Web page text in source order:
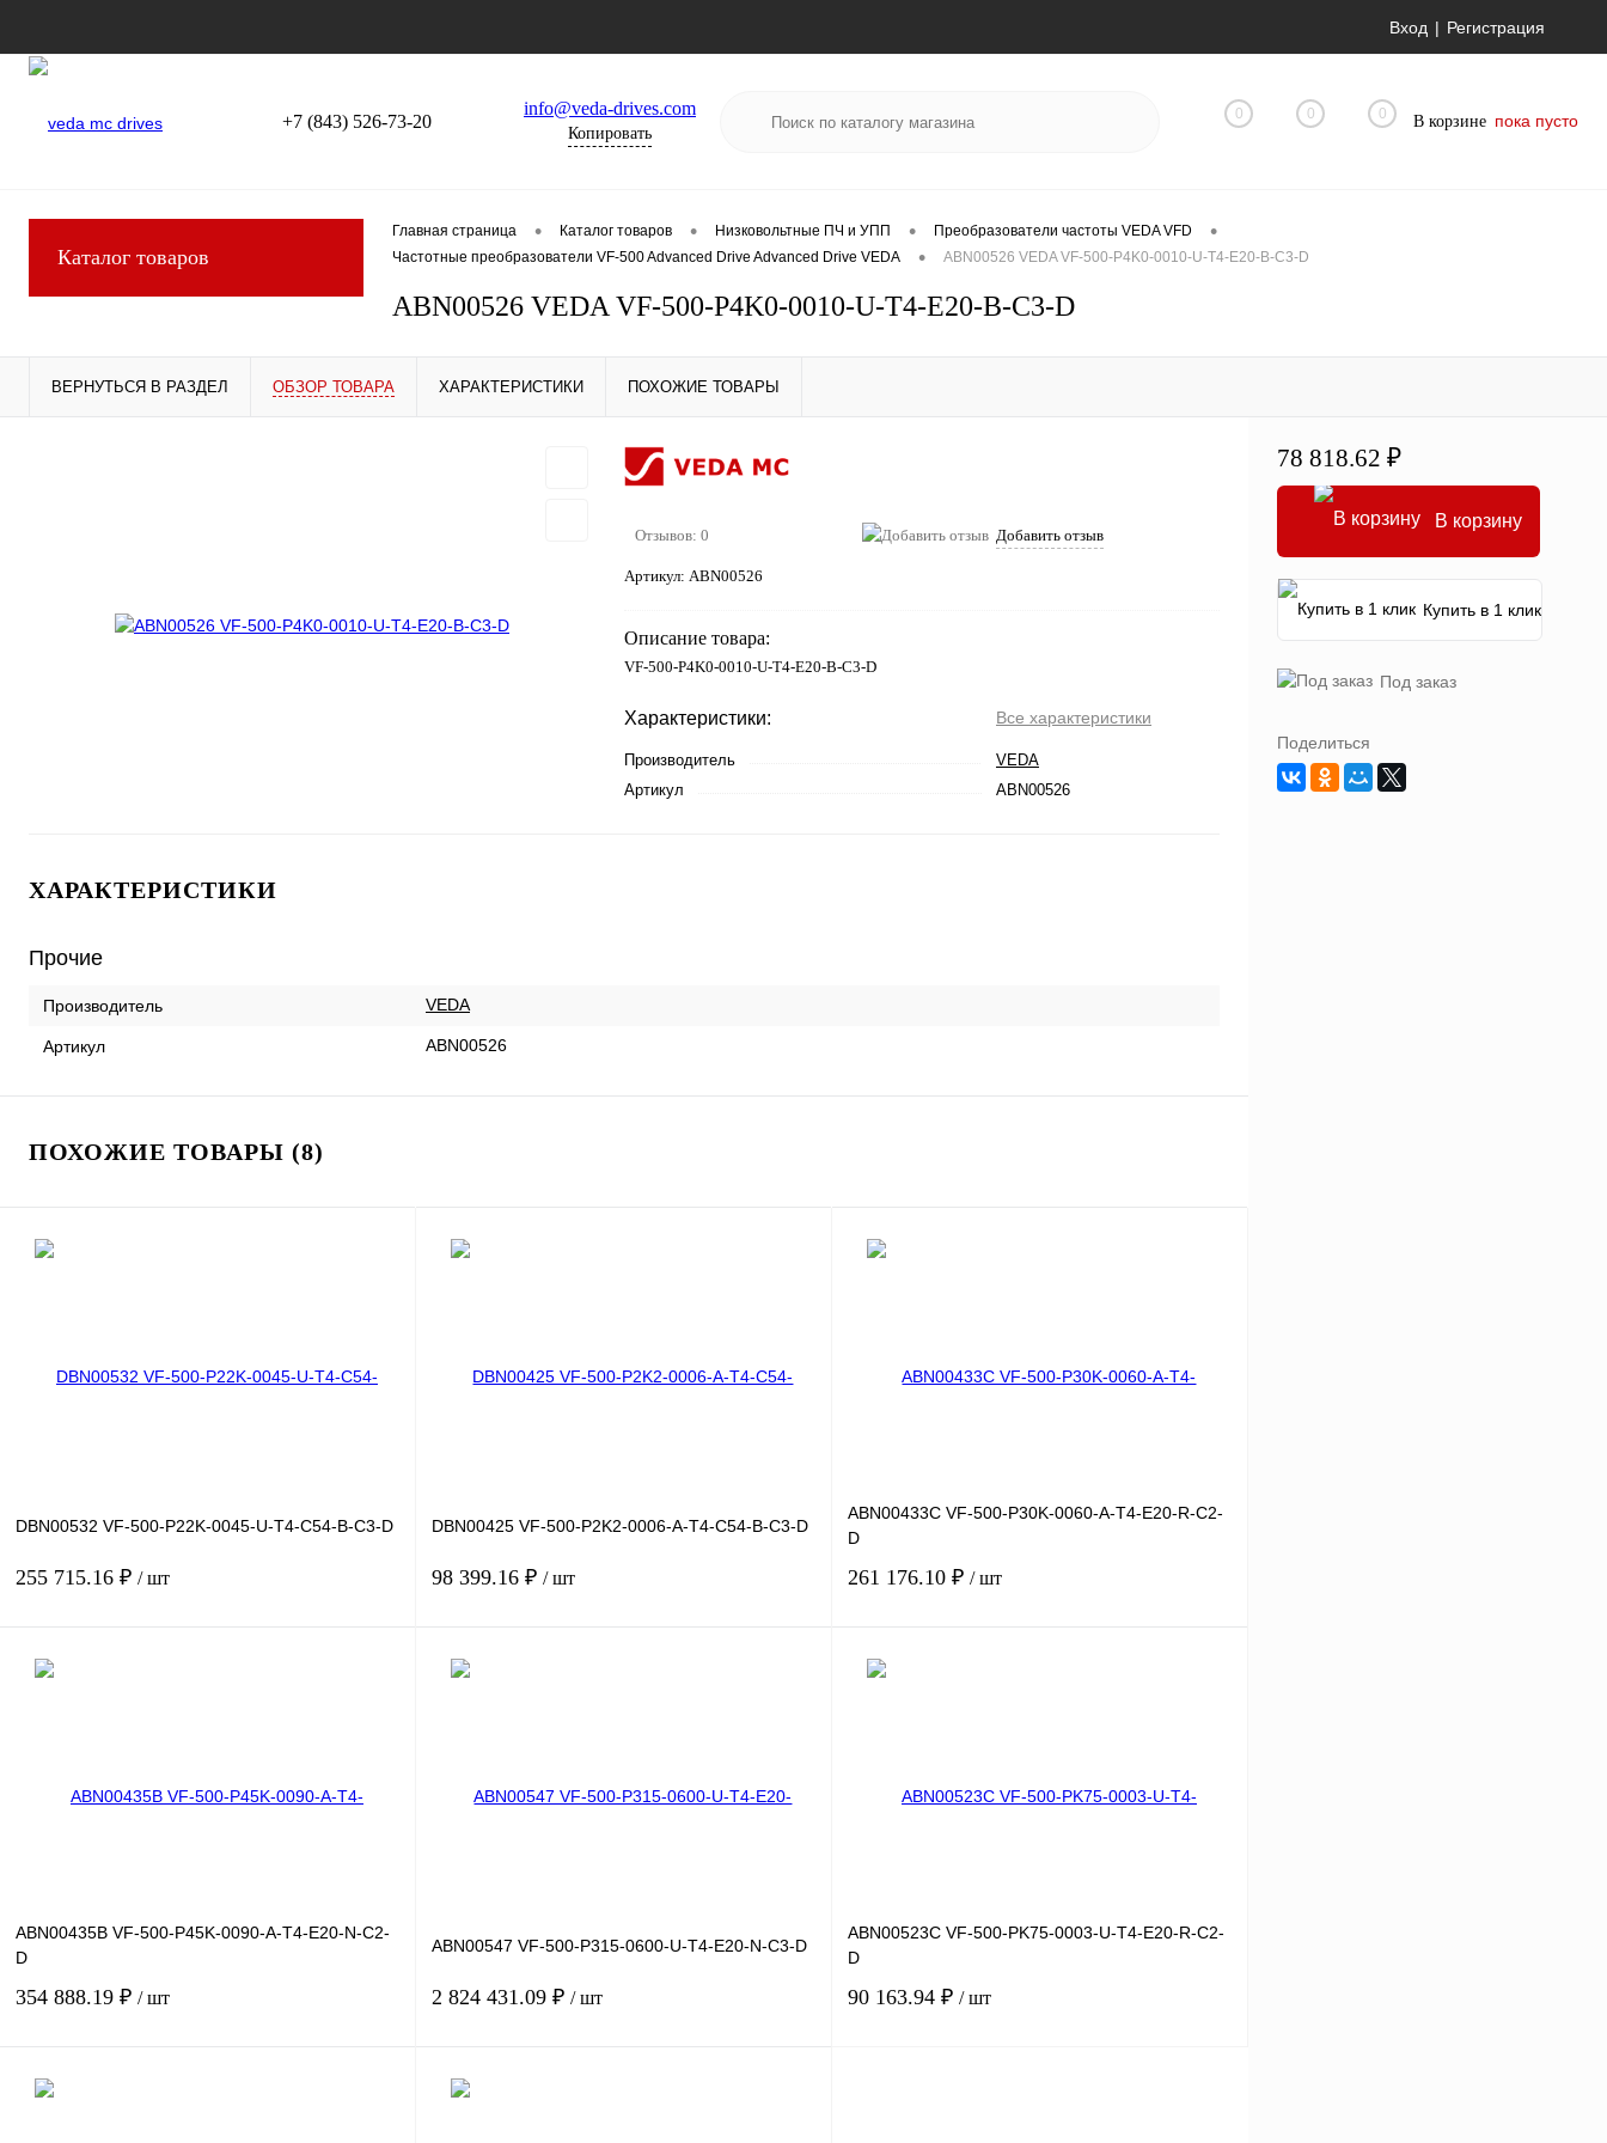
Вход Регистрация
+7 (843) 526-73-20
info@veda-drives.com
Копировать
0 0 0 В корзине пока пусто
Каталог товаров
Главная страница • Каталог товаров • Низковольтные ПЧ и УПП • Преобразователи частоты VEDA VFD •
Частотные преобразователи VF-500 Advanced Drive Advanced Drive VEDA • ABN00526 VEDA VF-500-P4K0-0010-U-T4-E20-B-C3-D
ABN00526 VEDA VF-500-P4K0-0010-U-T4-E20-B-C3-D
ВЕРНУТЬСЯ В РАЗДЕЛ ОБЗОР ТОВАРА ХАРАКТЕРИСТИКИ ПОХОЖИЕ ТОВАРЫ
Отзывов: 0 Добавить отзыв
Артикул: ABN00526
Описание товара:
VF-500-P4K0-0010-U-T4-E20-B-C3-D
Характеристики: Все характеристики
Производитель
VEDA
Артикул
ABN00526
ХАРАКТЕРИСТИКИ
Прочие
Производитель VEDA
Артикул ABN00526
ПОХОЖИЕ ТОВАРЫ (8)
DBN00532 VF-500-P22K-0045-U-T4-C54-B-C3-D
255 715.16 ₽ / шт
DBN00425 VF-500-P2K2-0006-A-T4-C54-B-C3-D
98 399.16 ₽ / шт
ABN00433C VF-500-P30K-0060-A-T4-E20-R-C2-
D
261 176.10 ₽ / шт
ABN00435B VF-500-P45K-0090-A-T4-E20-N-C2-
D
354 888.19 ₽ / шт
ABN00547 VF-500-P315-0600-U-T4-E20-N-C3-D
2 824 431.09 ₽ / шт
ABN00523C VF-500-PK75-0003-U-T4-E20-R-C2-
D
90 163.94 ₽ / шт
78 818.62 ₽
В корзину
Купить в 1 клик
Под заказ
Поделиться